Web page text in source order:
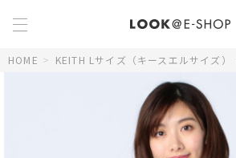
HOME > KEITH Lサイズ（キースエルサイズ）